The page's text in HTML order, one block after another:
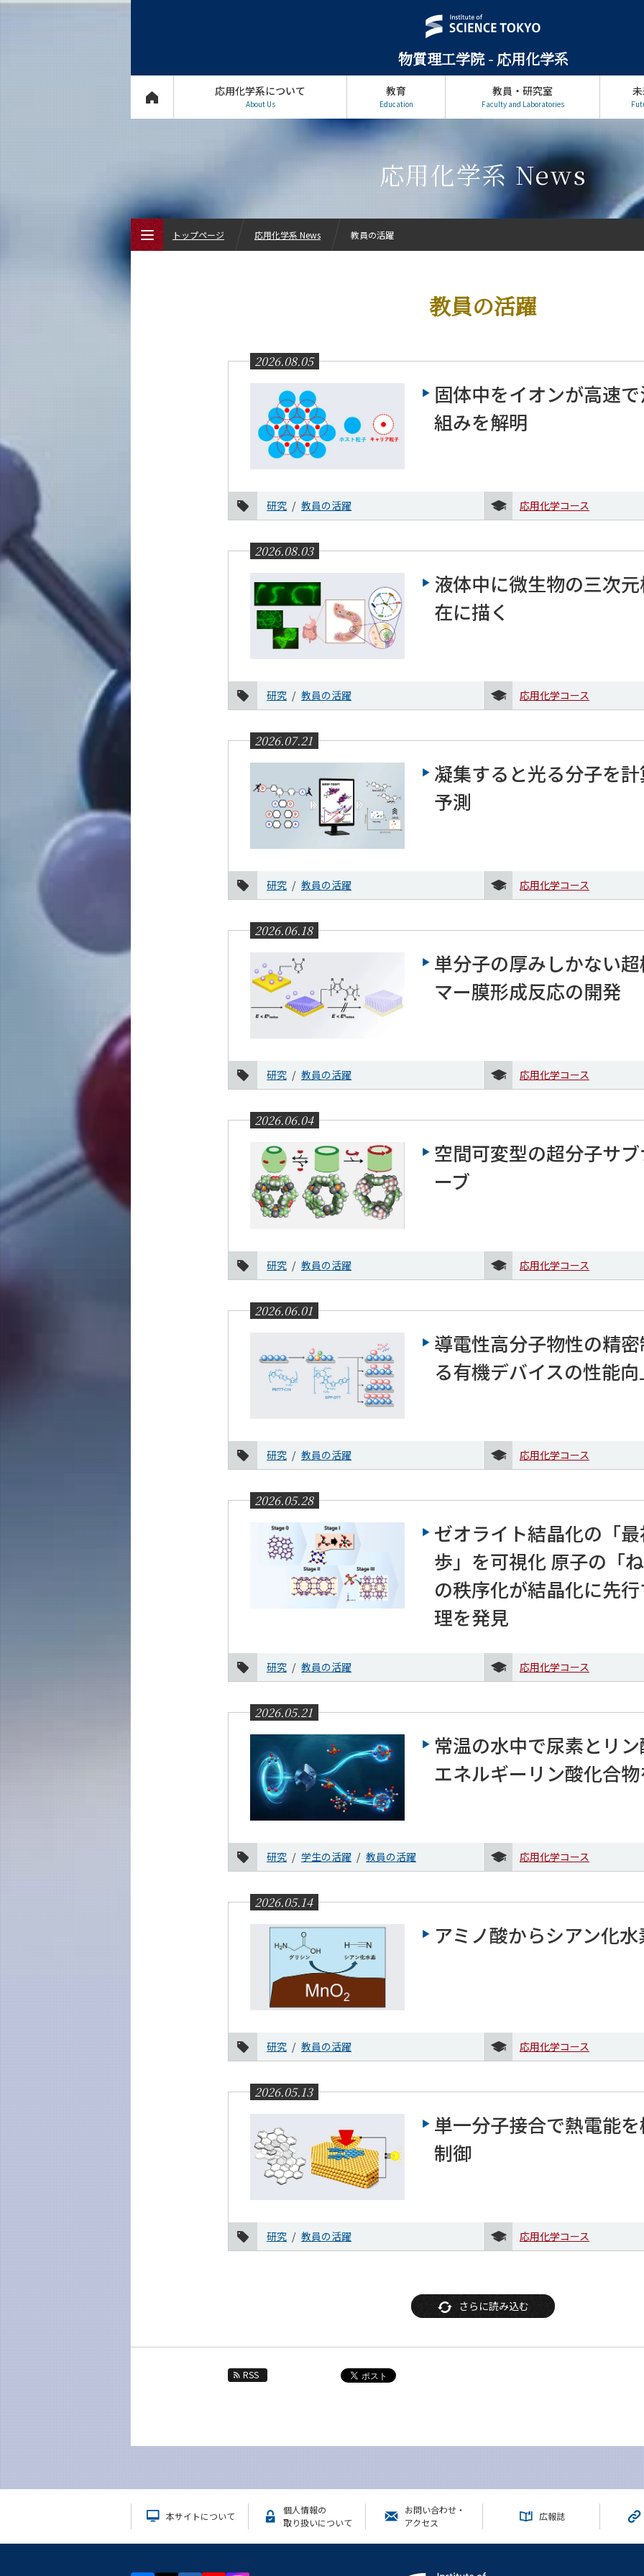
物質理工学院 - 応用化学系
応用化学系について
About Us
教育
Education
教員・研究室
Faculty and Laboratories
応用化学系 News
教員の活躍
2026.08.05
固体中をイオンが高速
組みを解明
研究 教員の活躍 応用化学コース
2026.08.03
液体中に微生物の三次
在に描く
研究 教員の活躍 応用化学コース
2026.07.21
凝集すると光る分子を
予測
研究 教員の活躍 応用化学コース
2026.06.18
単分子の厚みしかない
マー膜形成反応の開発
研究 教員の活躍 応用化学コース
2026.06.04
空間可変型の超分子サ
ーブ
研究 教員の活躍 応用化学コース
2026.06.01
導電性高分子物性の精
る有機デバイスの性能
研究 教員の活躍 応用化学コース
2026.05.28
ゼオライト結晶化の「
歩」を可視化 原子の「
の秩序化が結晶化に先
理を発見
研究 教員の活躍 応用化学コース
2026.05.21
常温の水中で尿素とリ
エネルギーリン酸化合
研究 学生の活躍 教員の活躍 応用化学コース
2026.05.14
アミノ酸からシアン化
研究 教員の活躍 応用化学コース
2026.05.13
単一分子接合で熱電能
制御
研究 教員の活躍 応用化学コース
さらに読み込む
RSS
本サイトについて
個人情報の
取り扱いについて
お問い合わせ・
アクセス
広報誌
トップページ 応用化学系 News 教員の活躍
研究室紹介